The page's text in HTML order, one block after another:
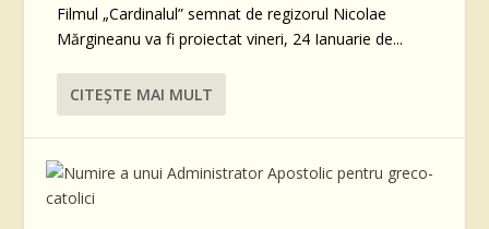
Filmul „Cardinalul” semnat de regizorul Nicolae
Mărgineanu va fi proiectat vineri, 24 Ianuarie de...
CITEŞTE MAI MULT